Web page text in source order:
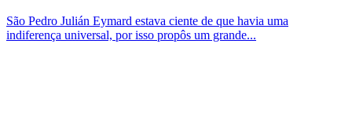
São Pedro Julián Eymard estava ciente de que havia uma
indiferença universal, por isso propôs um grande...